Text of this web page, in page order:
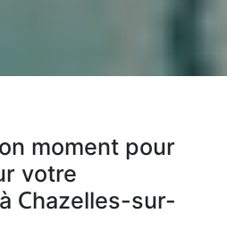
moment pour
votre
Chazelles-sur-